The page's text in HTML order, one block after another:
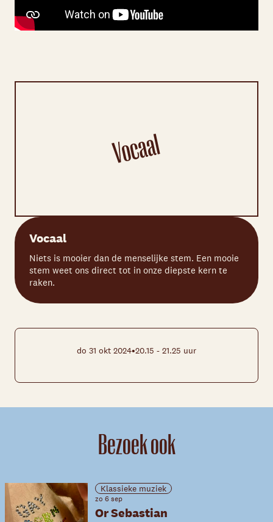
Vocaal
Niets is mooier dan de menselijke stem. Een mooie
stem weet ons direct tot in onze diepste kern te
raken.
do 31 okt 2024•20.15 - 21.25 uur
Bezoek ook
Klassieke muziek
zo 6 sep
Or Sebastian